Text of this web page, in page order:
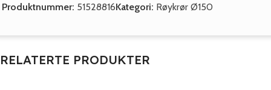
Produktnummer: 51528816Kategori: Røykrør Ø150
RELATERTE PRODUKTER